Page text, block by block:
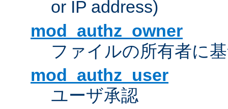
or IP address)
mod_authz_owner
ファイルの所有者に
mod_authz_user
ユーザ承認